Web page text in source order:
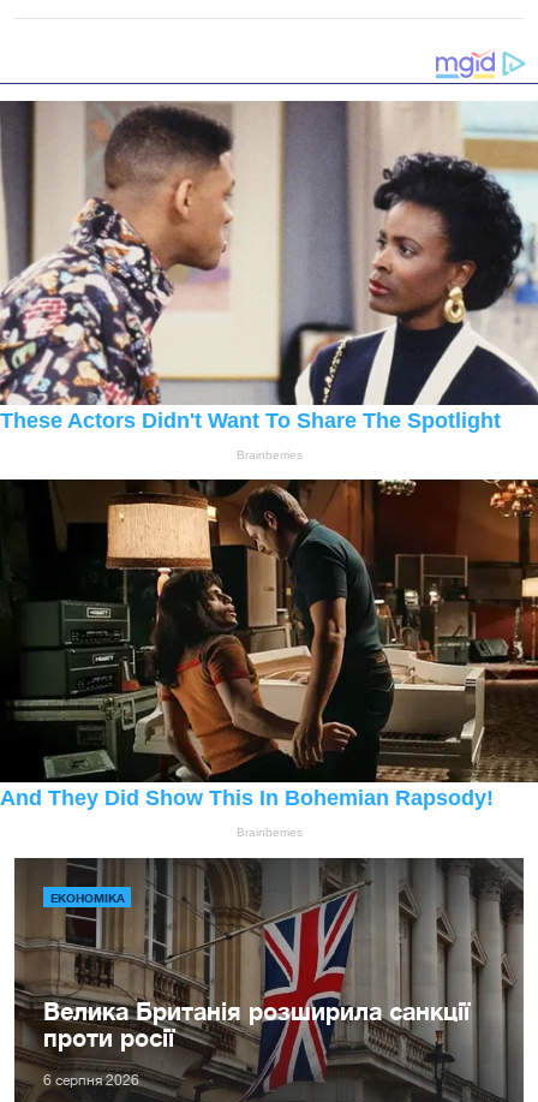
ЕКОНОМІКА
Велика Британія розширила санкції
проти росії
6 серпня 2026